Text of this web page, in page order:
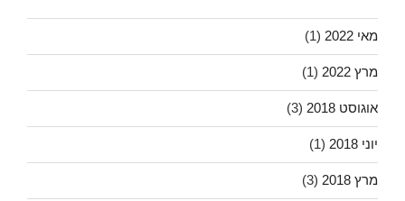
מאי 2022 (1)
מרץ 2022 (1)
אוגוסט 2018 (3)
יוני 2018 (1)
מרץ 2018 (3)